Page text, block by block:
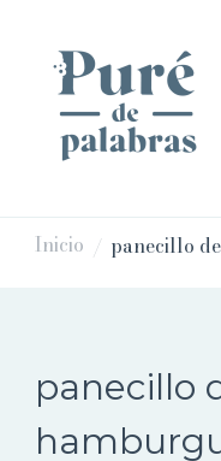
Inicio / panecillo
panecillo